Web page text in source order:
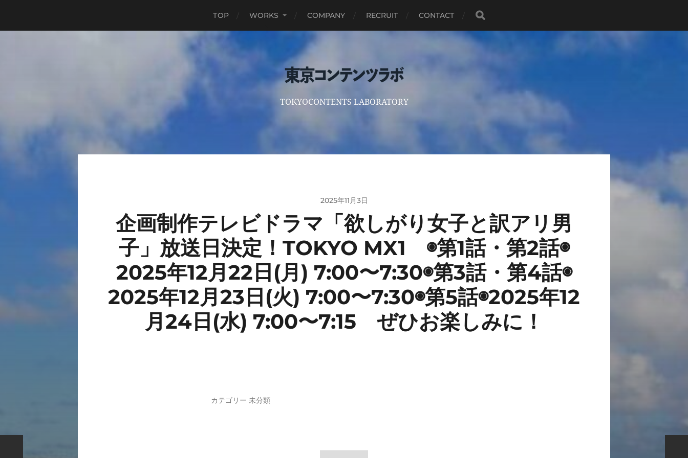
TOP WORKS COMPANY RECRUIT CONTACT
TOKYOCONTENTS LABORATORY
2025年11月3日
企画制作テレビドラマ「欲しがり女子と訳アリ男
子」放送日決定！TOKYO MX1 ◉第1話・第2話◉
2025年12月22日(月) 7:00〜7:30◉第3話・第4話◉
2025年12月23日(火) 7:00〜7:30◉第5話◉2025年12
月24日(水) 7:00〜7:15 ぜひお楽しみに！
カテゴリー 未分類